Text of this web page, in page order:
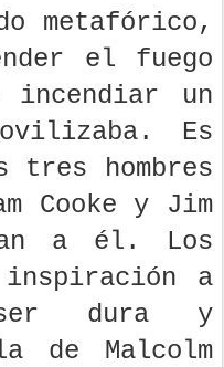
metafórico,
el fuego
un
Es
tres hombres
Cooke y Jim
a él. Los
a
ser dura y
de Malcolm